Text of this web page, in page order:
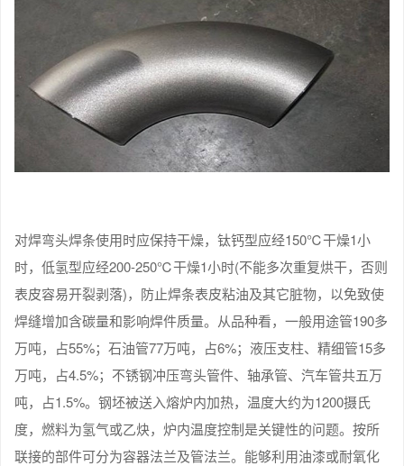
对焊弯头焊条使用时应保持干燥，钛钙型应经150℃干燥1小
时，低氢型应经200-250℃干燥1小时(不能多次重复烘干，否则
表皮容易开裂剥落)，防止焊条表皮粘油及其它脏物，以免致使
焊缝增加含碳量和影响焊件质量。从品种看，一般用途管190多
万吨，占55%；石油管77万吨，占6%；液压支柱、精细管15多
万吨，占4.5%；不锈钢冲压弯头管件、轴承管、汽车管共五万
吨，占1.5%。钢坯被送入熔炉内加热，温度大约为1200摄氏
度，燃料为氢气或乙炔，炉内温度控制是关键性的问题。按所
联接的部件可分为容器法兰及管法兰。能够利用油漆或耐氧化